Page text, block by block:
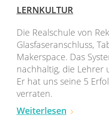
LERNKULTUR
Die Realschule von
Glasfaseranschluss,
Makerspace. Das
nachhaltig, die Lehrer
Er hat uns seine 5
verraten.
Weiterlesen